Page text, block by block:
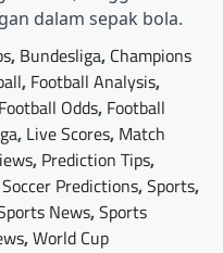
dalam sepak bola.
, Bundesliga, Champions
, Football Analysis,
Football Odds, Football
, Live Scores, Match
, Prediction Tips,
Soccer Predictions,Sports,
News,Sports
,World Cup